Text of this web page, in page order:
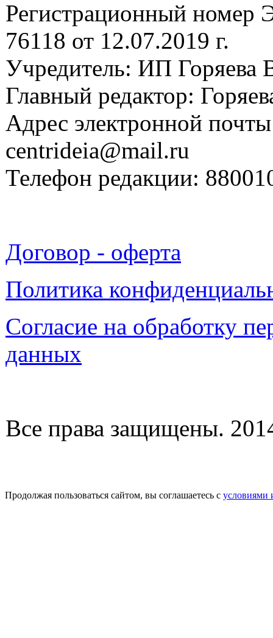
Регистрационный
76118 от 12.07.2019 г.
Учредитель: ИП Горяева
Главный редактор:
Адрес электронной
centrideia@mail.ru
Телефон редакции:
Договор - оферта
Политика
Согласие на обработку
данных
Все права защищены.
Продолжая пользоваться сайтом, вы соглашаетесь с условиями